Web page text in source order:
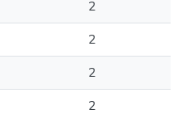
2
2
2
2